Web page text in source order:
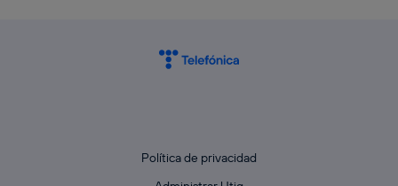
Política de privacidad